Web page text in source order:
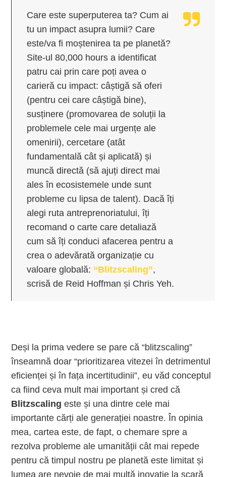
Care este superputerea ta? Cum ai
tu un impact asupra lumii? Care
este/va fi moștenirea ta pe planetă?
Site-ul 80,000 hours a identificat
patru cai prin care poți avea o
carieră cu impact: câștigă să oferi
(pentru cei care câștigă bine),
susținere (promovarea de soluții la
problemele cele mai urgențe ale
omenirii), cercetare (atât
fundamentală cât și aplicată) și
muncă directă (să ajuți direct mai
ales în ecosistemele unde sunt
probleme cu lipsa de talent). Dacă îți
alegi ruta antreprenoriatului, îți
recomand o carte care detaliază
cum să îți conduci afacerea pentru a
crea o adevărată organizație cu
valoare globală: “Blitzscaling”,
scrisă de Reid Hoffman și Chris Yeh.
Deși la prima vedere se pare că “blitzscaling”
înseamnă doar “prioritizarea vitezei în detrimentul
eficienței și în fața incertitudinii”, eu văd conceptul
ca fiind ceva mult mai important și cred că
Blitzscaling este și una dintre cele mai
importante cărți ale generației noastre. În opinia
mea, cartea este, de fapt, o chemare spre a
rezolva probleme ale umanității cât mai repede
pentru că timpul nostru pe planetă este limitat și
lumea are nevoie de mai multă inovație la scară